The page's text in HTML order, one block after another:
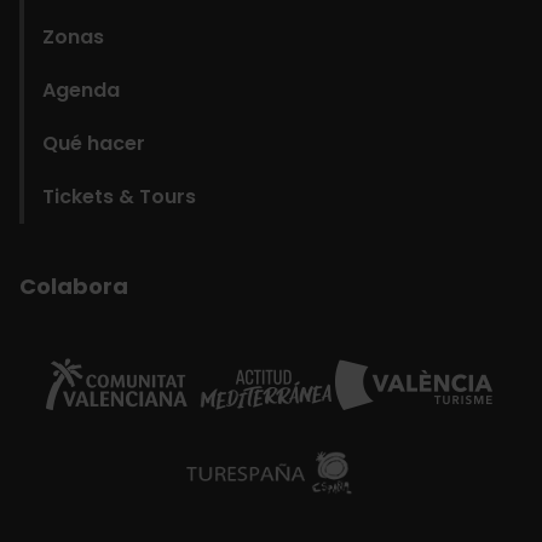
Zonas
Agenda
Qué hacer
Tickets & Tours
Colabora